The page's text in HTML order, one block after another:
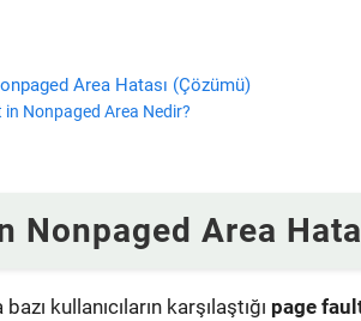
Area Hatası (Çözümü)
in Nonpaged Area Nedir?
Nonpaged Area
kullanıcıların karşılaştığı page